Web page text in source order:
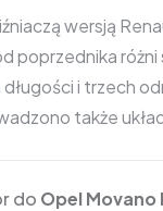
wersją
poprzednika
i trzech
także
do Opel Movano